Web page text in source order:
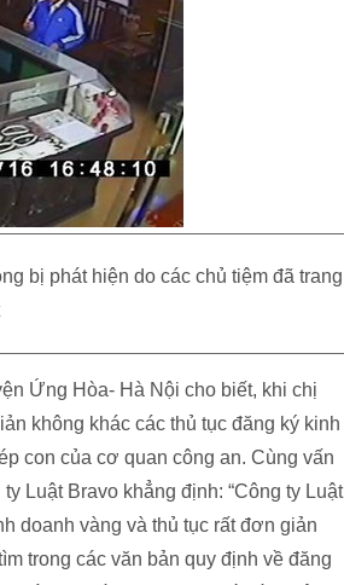
bị phát hiện do các chủ tiệm đã trang
Ứng Hòa- Hà Nội cho biết, khi chị
không khác các thủ tục đăng ký kinh
con của cơ quan công an. Cùng vấn
Luật Bravo khẳng định: “Công ty Luật
doanh vàng và thủ tục rất đơn giản
trong các văn bản quy định về đăng